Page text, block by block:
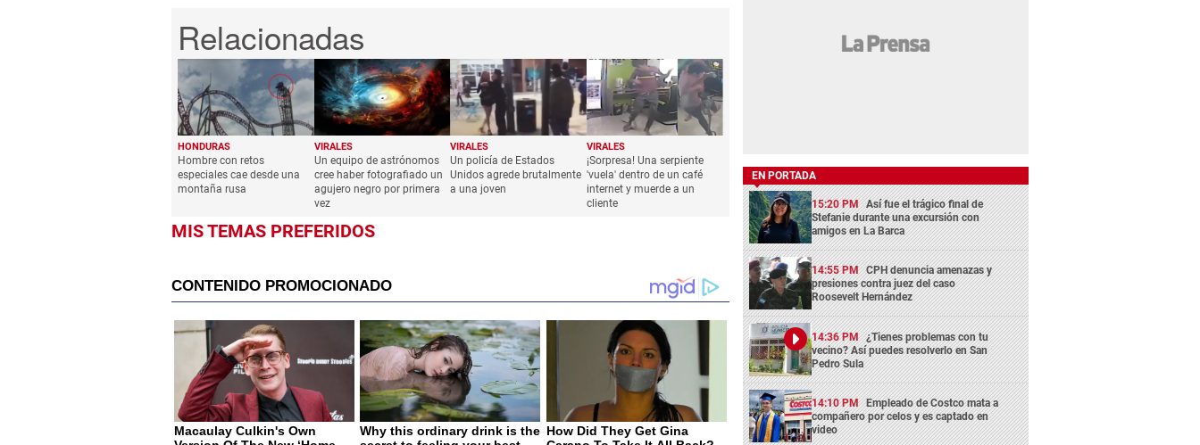
HONDURAS
Hombre con retos
especiales cae desde una
montaña rusa
VIRALES
Un equipo de astrónomos
cree haber fotografiado un
agujero negro por primera
vez
VIRALES
Un policía de Estados
Unidos agrede brutalmente
a una joven
VIRALES
¡Sorpresa! Una serpiente
'vuela' dentro de un café
internet y muerde a un
cliente
MIS TEMAS PREFERIDOS
EN PORTADA
15:20 PM Así fue el trágico final de
Stefanie durante una excursión con
amigos en La Barca
14:55 PM CPH denuncia amenazas y
presiones contra juez del caso
Roosevelt Hernández
14:36 PM ¿Tienes problemas con tu
vecino? Así puedes resolverlo en San
Pedro Sula
14:10 PM Empleado de Costco mata a
compañero por celos y es captado en
video